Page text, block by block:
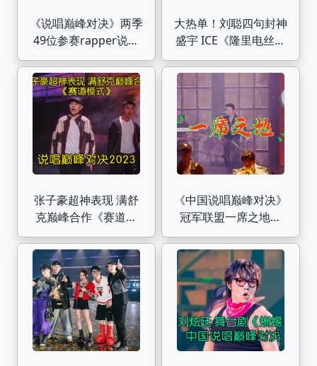
《说唱巅峰对决》两季
49位参赛rapper说唱
金曲大盘点（第一期）
大热单！刘聪四句封神
盛宇 ICE《隆里电丝》
中国说唱巅峰对决
张子豪超神表现 满舒
克巅峰合作《赛道模
式》 #张子豪 #满舒克
#中国说唱巅峰对决
2023
《中国说唱巅峰对决》
冠军联盟一席之地在
2022年和2023年3V3
环节的差别